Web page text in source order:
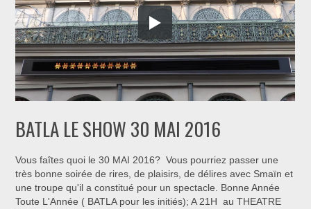
BATLA LE SHOW 30 MAI 2016
Vous faîtes quoi le 30 MAI 2016? Vous pourriez passer une
très bonne soirée de rires, de plaisirs, de délires avec Smaïn et
une troupe qu'il a constitué pour un spectacle. Bonne Année
Toute L'Année ( BATLA pour les initiés); A 21H au THEATRE